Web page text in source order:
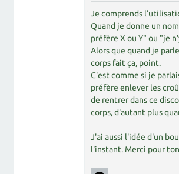
Je comprends
Quand je donne un
préfère X ou Y" ou "je
Alors que quand je
corps fait ça, point.
C'est comme si je
préfère enlever les
de rentrer dans ce
corps, d'autant plus
J'ai aussi l'idée d'un
l'instant. Merci pour